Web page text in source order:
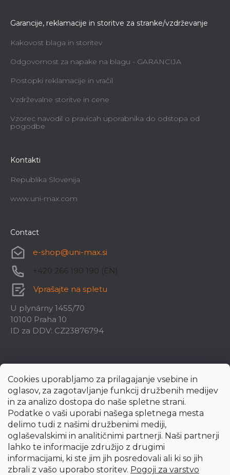
Cookies uporabljamo za prilagajanje vsebine in
oglasov, za zagotavljanje funkcij družbenih medijev
in za analizo dostopa do naše spletne strani.
Podatke o vaši uporabi našega spletnega mesta
delimo tudi z našimi družbenimi mediji,
oglaševalskimi in analitičnimi partnerji. Naši partnerji
lahko te informacije združijo z drugimi
informacijami, ki ste jim jih posredovali ali ki so jih
zbrali z vašo uporabo storitev. Pogoji za varstvo
Garancije, reklamacije in storitve za stranke/vzdrževanje
Kakovost blaga in storitev
Odgovornost za napake na blagu - GARANCIJA
Postopki reklamacije in vračil
Vzdrževalne storitve in cene
Vzorec navodil o pravicah uporabnika do odstopa od
pogodbe
Kontakti
Republika Slovenija
www.uni-max.com
Contact
e-shop@uni-max.si
+420 266 190 190 (EN)
Vprašajte na spletu
U plynárny 1455/70
10100 Praha 10
ID za DDV: CZ23876794